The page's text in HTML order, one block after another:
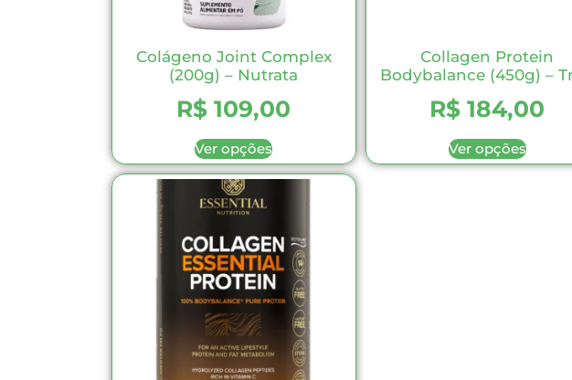
Colágeno Joint Complex
(200g) – Nutrata
R$ 109,00
Ver opções
Collagen Protein
Bodybalance (450g) –
R$ 184,00
Ver opções